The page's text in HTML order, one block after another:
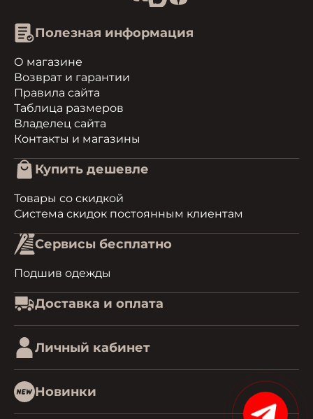
Полезная информация
О магазине
Возврат и гарантии
Правила сайта
Таблица размеров
Владелец сайта
Контакты и магазины
Купить дешевле
Товары со скидкой
Система скидок постоянным клиентам
Сервисы бесплатно
Подшив одежды
Доставка и оплата
Личный кабинет
Новинки